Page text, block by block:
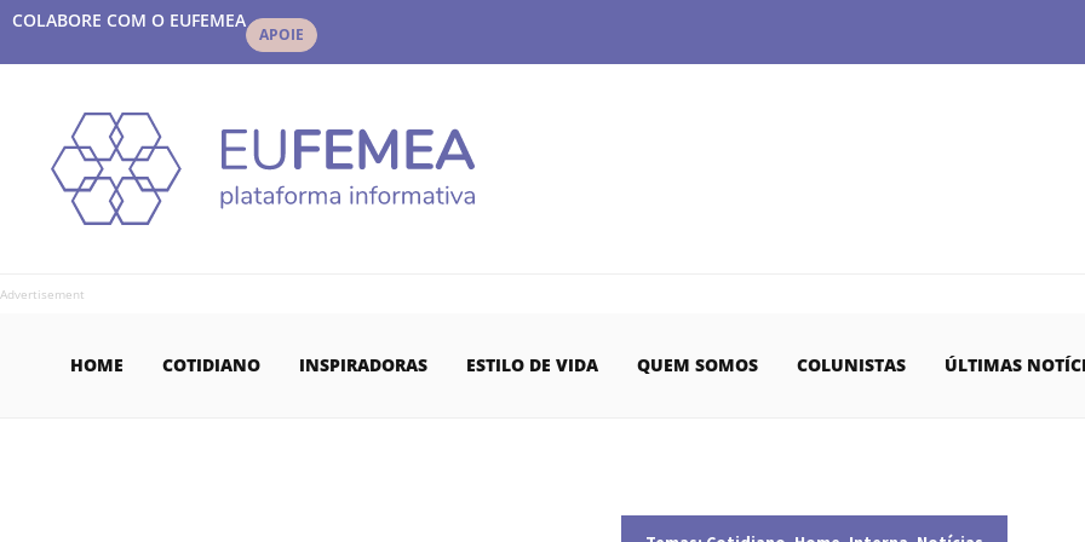
COLABORE COM O EUFEMEA
APOIE
Advertisement
HOME COTIDIANO INSPIRADORAS ESTILO DE VIDA QUEM SOMOS COLUNISTAS ÚLTIMAS